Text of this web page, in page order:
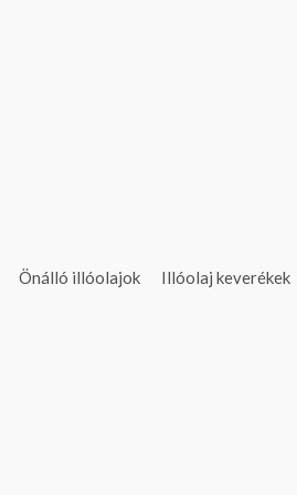
Önálló illóolajok Illóolaj keverékek